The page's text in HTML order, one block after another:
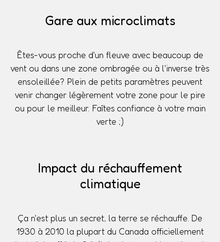
Gare aux microclimats
Êtes-vous proche d'un fleuve avec beaucoup de
vent ou dans une zone ombragée ou à l'inverse très
ensoleillée? Plein de petits paramètres peuvent
venir changer légèrement votre zone pour le pire
ou pour le meilleur. Faîtes confiance à votre main
verte ;)
Impact du réchauffement
climatique
Ça n'est plus un secret, la terre se réchauffe. De
1930 à 2010 la plupart du Canada officiellement